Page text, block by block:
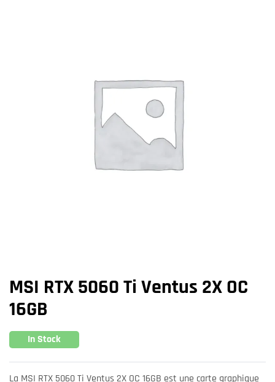
MSI RTX 5060 Ti Ventus 2X OC
16GB
In Stock
La MSI RTX 5060 Ti Ventus 2X OC 16GB est une carte graphique